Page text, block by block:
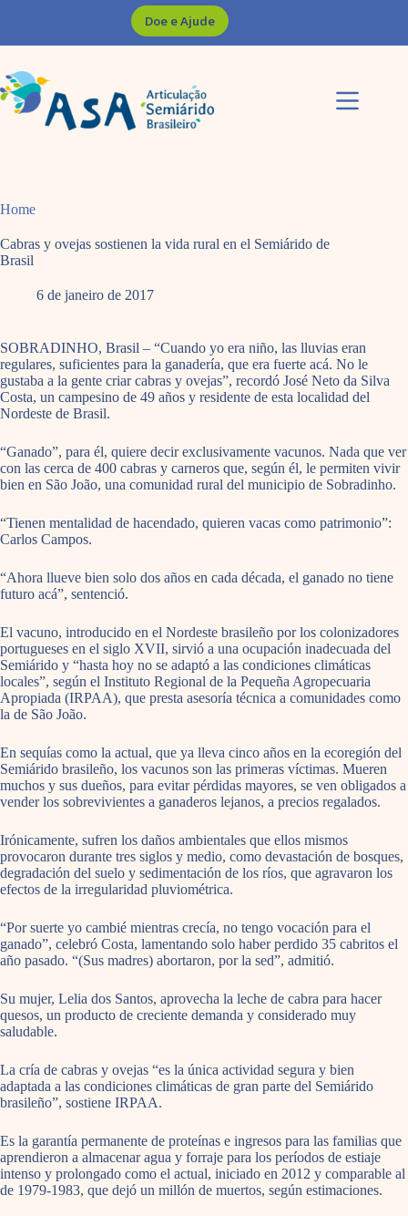
Doe e Ajude
Home
Cabras y ovejas sostienen la vida rural en el Semiárido de
Brasil
6 de janeiro de 2017
SOBRADINHO, Brasil – “Cuando yo era niño, las lluvias eran
regulares, suficientes para la ganadería, que era fuerte acá. No le
gustaba a la gente criar cabras y ovejas”, recordó José Neto da Silva
Costa, un campesino de 49 años y residente de esta localidad del
Nordeste de Brasil.
“Ganado”, para él, quiere decir exclusivamente vacunos. Nada que ver
con las cerca de 400 cabras y carneros que, según él, le permiten vivir
bien en São João, una comunidad rural del municipio de Sobradinho.
“Tienen mentalidad de hacendado, quieren vacas como patrimonio”:
Carlos Campos.
“Ahora llueve bien solo dos años en cada década, el ganado no tiene
futuro acá”, sentenció.
El vacuno, introducido en el Nordeste brasileño por los colonizadores
portugueses en el siglo XVII, sirvió a una ocupación inadecuada del
Semiárido y “hasta hoy no se adaptó a las condiciones climáticas
locales”, según el Instituto Regional de la Pequeña Agropecuaria
Apropiada (IRPAA), que presta asesoría técnica a comunidades como
la de São João.
En sequías como la actual, que ya lleva cinco años en la ecoregión del
Semiárido brasileño, los vacunos son las primeras víctimas. Mueren
muchos y sus dueños, para evitar pérdidas mayores, se ven obligados a
vender los sobrevivientes a ganaderos lejanos, a precios regalados.
Irónicamente, sufren los daños ambientales que ellos mismos
provocaron durante tres siglos y medio, como devastación de bosques,
degradación del suelo y sedimentación de los ríos, que agravaron los
efectos de la irregularidad pluviométrica.
“Por suerte yo cambié mientras crecía, no tengo vocación para el
ganado”, celebró Costa, lamentando solo haber perdido 35 cabritos el
año pasado. “(Sus madres) abortaron, por la sed”, admitió.
Su mujer, Lelia dos Santos, aprovecha la leche de cabra para hacer
quesos, un producto de creciente demanda y considerado muy
saludable.
La cría de cabras y ovejas “es la única actividad segura y bien
adaptada a las condiciones climáticas de gran parte del Semiárido
brasileño”, sostiene IRPAA.
Es la garantía permanente de proteínas e ingresos para las familias que
aprendieron a almacenar agua y forraje para los períodos de estiaje
intenso y prolongado como el actual, iniciado en 2012 y comparable al
de 1979-1983, que dejó un millón de muertos, según estimaciones.